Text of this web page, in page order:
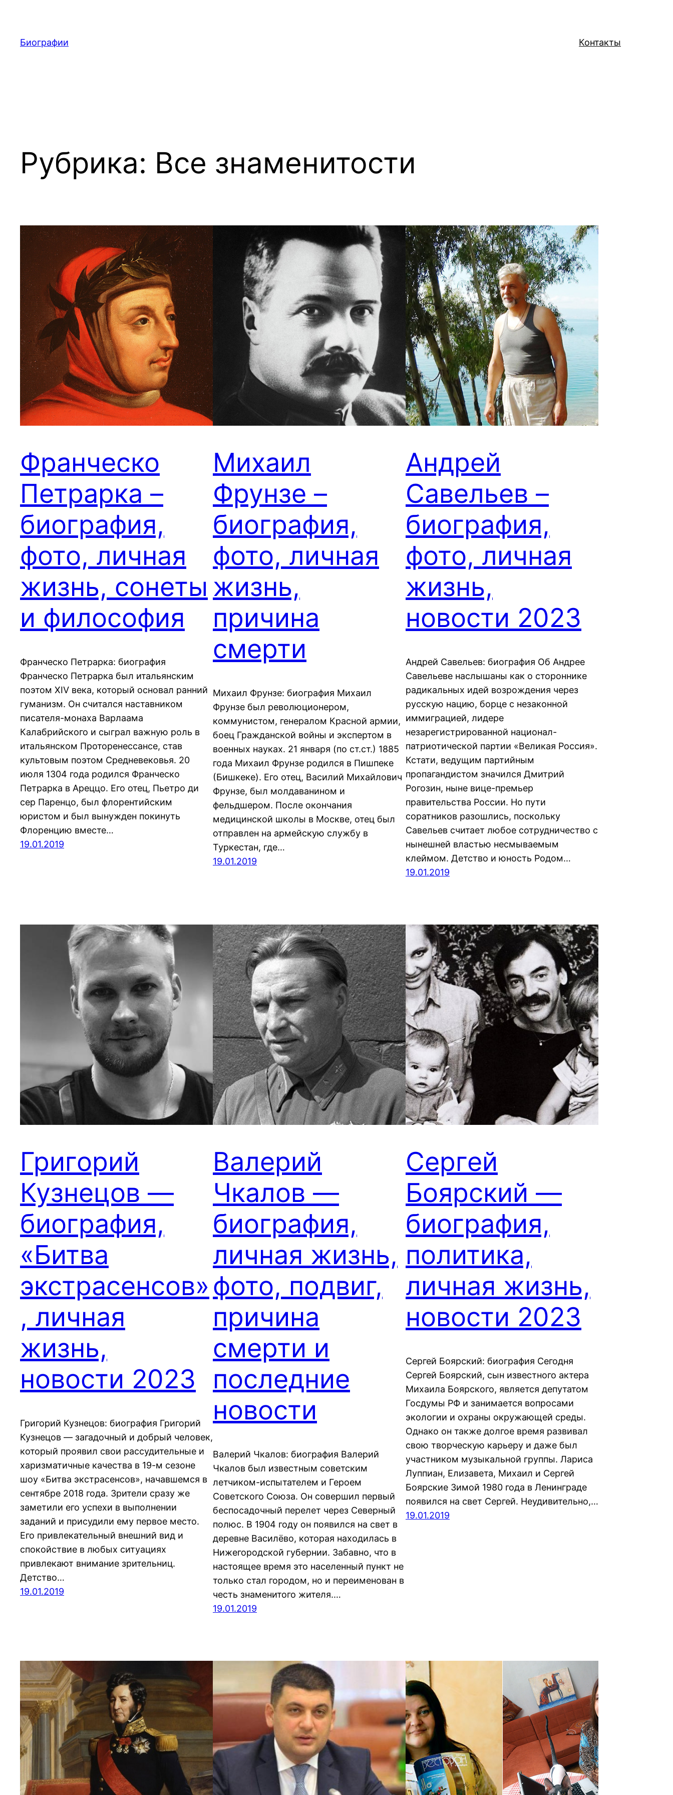
содержимому
Биографии Контакты
Рубрика: Все знаменитости
Франческо
Петрарка –
биография,
фото, личная
жизнь, сонеты
и философия
Франческо Петрарка: биография
Франческо Петрарка был итальянским
поэтом XIV века, который основал ранний
гуманизм. Он считался наставником
писателя-монаха Варлаама
Калабрийского и сыграл важную роль в
итальянском Проторенессансе, став
культовым поэтом Средневековья. 20
июля 1304 года родился Франческо
Петрарка в Ареццо. Его отец, Пьетро ди
сер Паренцо, был флорентийским
юристом и был вынужден покинуть
Флоренцию вместе…
19.01.2019
Михаил
Фрунзе –
биография,
фото, личная
жизнь,
причина
смерти
Михаил Фрунзе: биография Михаил
Фрунзе был революционером,
коммунистом, генералом Красной армии,
боец Гражданской войны и экспертом в
военных науках. 21 января (по ст.ст.) 1885
года Михаил Фрунзе родился в Пишпеке
(Бишкеке). Его отец, Василий Михайлович
Фрунзе, был молдаванином и
фельдшером. После окончания
медицинской школы в Москве, отец был
отправлен на армейскую службу в
Туркестан, где…
19.01.2019
Андрей
Савельев –
биография,
фото, личная
жизнь,
новости 2023
Андрей Савельев: биография Об Андрее
Савельеве наслышаны как о стороннике
радикальных идей возрождения через
русскую нацию, борце с незаконной
иммиграцией, лидере
незарегистрированной национал-
патриотической партии «Великая Россия».
Кстати, ведущим партийным
пропагандистом значился Дмитрий
Рогозин, ныне вице-премьер
правительства России. Но пути
соратников разошлись, поскольку
Савельев считает любое сотрудничество с
нынешней властью несмываемым
клеймом. Детство и юность Родом…
19.01.2019
Григорий
Кузнецов —
биография,
«Битва
экстрасенсов»
, личная
жизнь,
новости 2023
Григорий Кузнецов: биография Григорий
Кузнецов — загадочный и добрый человек,
который проявил свои рассудительные и
харизматичные качества в 19-м сезоне
шоу «Битва экстрасенсов», начавшемся в
сентябре 2018 года. Зрители сразу же
заметили его успехи в выполнении
заданий и присудили ему первое место.
Его привлекательный внешний вид и
спокойствие в любых ситуациях
привлекают внимание зрительниц.
Детство…
19.01.2019
Валерий
Чкалов —
биография,
личная жизнь,
фото, подвиг,
причина
смерти и
последние
новости
Валерий Чкалов: биография Валерий
Чкалов был известным советским
летчиком-испытателем и Героем
Советского Союза. Он совершил первый
беспосадочный перелет через Северный
полюс. В 1904 году он появился на свет в
деревне Василёво, которая находилась в
Нижегородской губернии. Забавно, что в
настоящее время это населенный пункт не
только стал городом, но и переименован в
честь знаменитого жителя.…
19.01.2019
Сергей
Боярский —
биография,
политика,
личная жизнь,
новости 2023
Сергей Боярский: биография Сегодня
Сергей Боярский, сын известного актера
Михаила Боярского, является депутатом
Госдумы РФ и занимается вопросами
экологии и охраны окружающей среды.
Однако он также долгое время развивал
свою творческую карьеру и даже был
участником музыкальной группы. Лариса
Луппиан, Елизавета, Михаил и Сергей
Боярские Зимой 1980 года в Ленинграде
появился на свет Сергей. Неудивительно,…
19.01.2019